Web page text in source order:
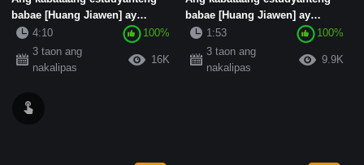
babae [Huang Jiawen] ay
nanghiram ng loan shark at
hind...
4:10
100%
3 taon ang
nakalipas
16K
babae [Huang Jiawen] ay
nanghiram ng mga loan shark
1:53
100%
3 taon ang
nakalipas
9.9K